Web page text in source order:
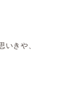
きや、